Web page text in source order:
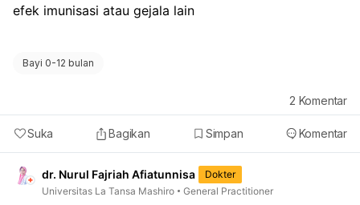
efek imunisasi atau gejala lain
Bayi 0-12 bulan
Suka Bagikan Simpan Komentar
2 Komentar
dr. Nurul Fajriah Afiatunnisa
Dokter
Universitas La Tansa Mashiro
General Practitioner